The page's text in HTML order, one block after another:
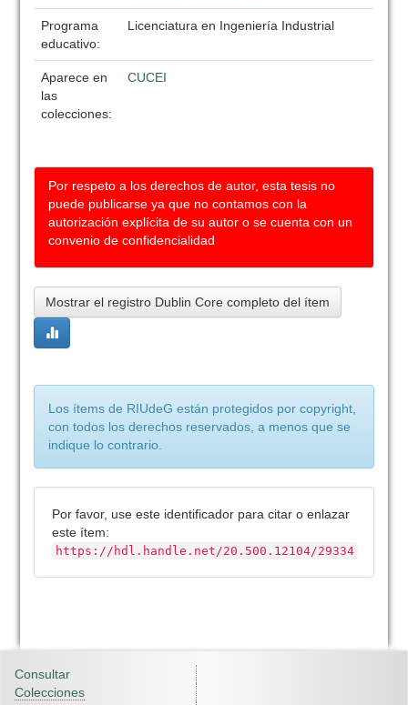
Programa
educativo:
Licenciatura en Ingeniería Industrial
Aparece en
las
colecciones:
CUCEI
Por respeto a los derechos de autor, esta tesis no
puede publicarse ya que no contamos con la
autorización explícita de su autor o se cuenta con un
convenio de confidencialidad
Mostrar el registro Dublin Core completo del ítem
Los ítems de RIUdeG están protegidos por copyright,
con todos los derechos reservados, a menos que se
indique lo contrario.
Por favor, use este identificador para citar o enlazar
este ítem:
https://hdl.handle.net/20.500.12104/29334
Consultar
Colecciones